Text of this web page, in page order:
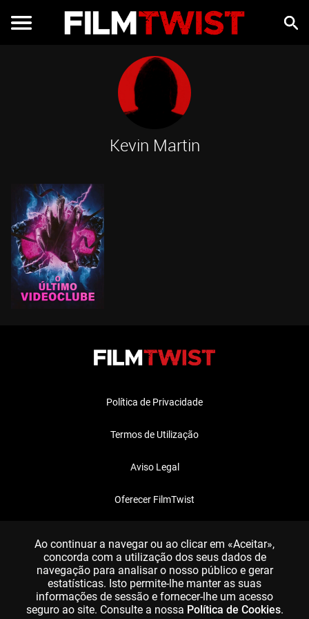
Kevin Martin
Política de Privacidade
Termos de Utilização
Aviso Legal
Oferecer FilmTwist
Ao continuar a navegar ou ao clicar em «Aceitar»,
concorda com a utilização dos seus dados de
navegação para analisar o nosso público e gerar
estatísticas. Isto permite-lhe manter as suas
informações de sessão e fornecer-lhe um acesso
seguro ao site. Consulte a nossa Política de Cookies.